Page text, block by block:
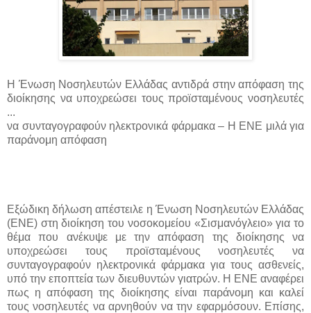
Η Ένωση Νοσηλευτών Ελλάδας αντιδρά στην απόφαση της
διοίκησης να υποχρεώσει τους προϊσταμένους νοσηλευτές
...
να συνταγογραφούν ηλεκτρονικά φάρμακα – Η ΕΝΕ μιλά για
παράνομη απόφαση
Εξώδικη δήλωση απέστειλε η Ένωση Νοσηλευτών Ελλάδας
(ΕΝΕ) στη διοίκηση του νοσοκομείου «Σισμανόγλειο» για το
θέμα που ανέκυψε με την απόφαση της διοίκησης να
υποχρεώσει τους προϊσταμένους νοσηλευτές να
συνταγογραφούν ηλεκτρονικά φάρμακα για τους ασθενείς,
υπό την εποπτεία των διευθυντών γιατρών. Η ΕΝΕ αναφέρει
πως η απόφαση της διοίκησης είναι παράνομη και καλεί
τους νοσηλευτές να αρνηθούν να την εφαρμόσουν. Επίσης,